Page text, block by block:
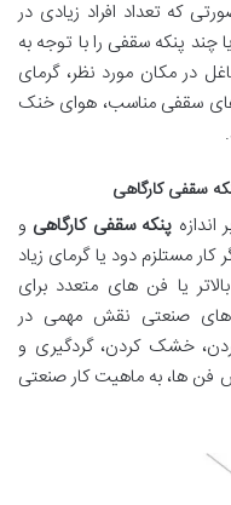
که تعداد افراد زیادی در
چند پنکه سقفی را با توجه به
در مکان مورد نظر، گرمای
های سقفی مناسب، هوای خنک
سقفی کارگاهی
پنکه سقفی کارگاهی و
کار مستلزم دود یا گرمای زیاد
یا فن های متعدد برای
های صنعتی نقش مهمی در
خشک کردن، گردگیری و
فن ها، به ماهیت کار صنعتی